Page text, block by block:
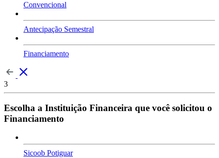
Convencional
Antecipação Semestral
Financiamento
3
Escolha a Instituição Financeira que você solicitou o
Financiamento
Sicoob Potiguar